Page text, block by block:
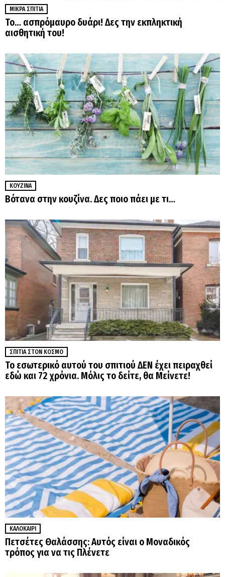
ΜΙΚΡΆ ΣΠΊΤΙΑ
Το… ασπρόμαυρο δυάρι! Δες την εκπληκτική
αισθητική του!
ΚΟΥΖΊΝΑ
Βότανα στην κουζίνα. Δες ποιο πάει με τι…
ΣΠΊΤΙΑ ΣΤΟΝ ΚΌΣΜΟ
Το εσωτερικό αυτού του σπιτιού ΔΕΝ έχει πειραχθεί
εδώ και 72 χρόνια. Μόλις το δείτε, θα Μείνετε!
ΚΑΛΟΚΑΊΡΙ
Πετσέτες Θαλάσσης: Αυτός είναι ο Μοναδικός
τρόπος για να τις Πλένετε